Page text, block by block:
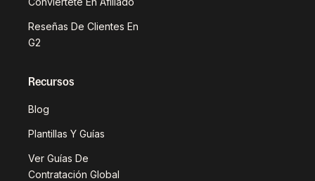
Reseñas De Clientes En
G2
Recursos
Blog
Plantillas Y Guías
Ver Guías De
Contratación Global